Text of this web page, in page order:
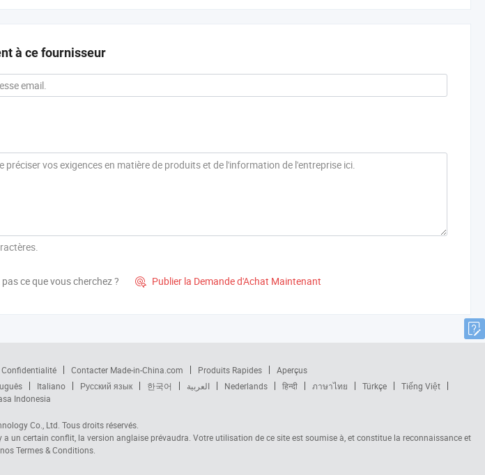
à ce fournisseur
pas ce que vous cherchez ?  Publier la Demande d'Achat Maintenant
Contacter Made-in-China.com Produits Rapides
Aperçus
Italiano Русский язык 한국어 العربية Nederlands हिन्दी ภาษาไทย Türkçe
Tiếng Việt
Indonesia
Co., Ltd. Tous droits réservés.
un certain conflit, la version anglaise prévaudra. Votre utilisation de ce site est soumise à, et constitue la reconnaissance et
Termes & Conditions.